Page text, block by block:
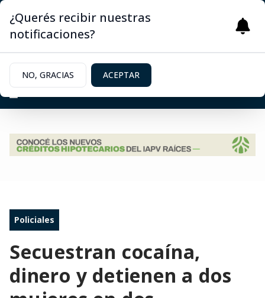
Policiales
Secuestran cocaína,
dinero y detienen a dos
¿Querés recibir nuestras
notificaciones?
NO, GRACIAS ACEPTAR